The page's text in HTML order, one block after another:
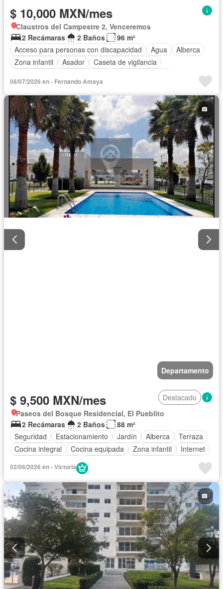
$ 10,000 MXN/mes
Claustros del Campestre 2, Venceremos
2 Recámaras
2 Baños
96 m²
Acceso para personas con discapacidad
Agua
Alberca
Zona infantil
Asador
Caseta de vigilancia
Cuarto de servicio
Electricidad
Internet
Jardín Recámara con closet
Sala polivalente
Seguridad
Televisión por cable Terraza Wifi
08/07/2026 en - Fernando Amaya
Departamento
$ 9,500 MXN/mes
Destacado
Paseos del Bosque Residencial, El Pueblito
2 Recámaras
2 Baños
88 m²
Seguridad
Estacionamiento Jardín Alberca
Terraza
Cocina integral
Cocina equipada Zona infantil
Internet
Gas natural
Caseta de vigilancia
Conserje
02/06/2026 en - Victoria